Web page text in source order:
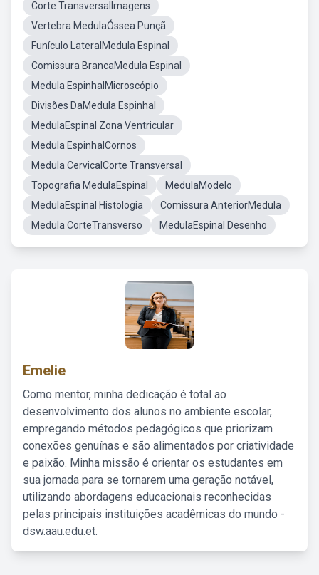
Corte TransversalImagens
Vertebra MedulaÓssea Punçã
Funículo LateralMedula Espinal
Comissura BrancaMedula Espinal
Medula EspinhalMicroscópio
Divisões DaMedula Espinhal
MedulaEspinal Zona Ventricular
Medula EspinhalCornos
Medula CervicalCorte Transversal
Topografia MedulaEspinal
MedulaModelo
MedulaEspinal Histologia
Comissura AnteriorMedula
Medula CorteTransverso
MedulaEspinal Desenho
Emelie
Como mentor, minha dedicação é total ao
desenvolvimento dos alunos no ambiente escolar,
empregando métodos pedagógicos que priorizam
conexões genuínas e são alimentados por criatividade
e paixão. Minha missão é orientar os estudantes em
sua jornada para se tornarem uma geração notável,
utilizando abordagens educacionais reconhecidas
pelas principais instituições acadêmicas do mundo -
dsw.aau.edu.et.